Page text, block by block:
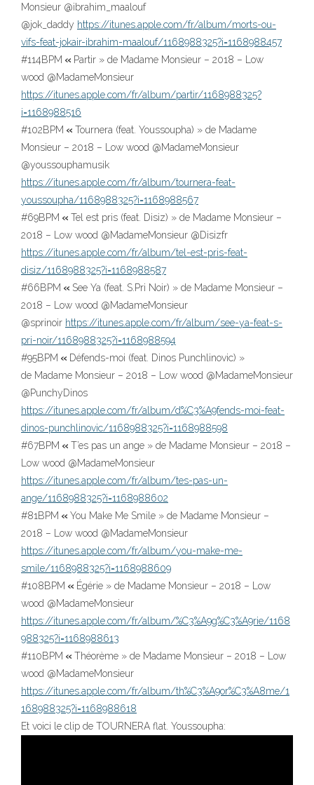
Monsieur @ibrahim_maalouf
@jok_daddy https://itunes.apple.com/fr/album/morts-ou-
vifs-feat-jokair-ibrahim-maalouf/1168988325?i=1168988457
#114BPM « Partir » de Madame Monsieur – 2018 – Low
wood @MadameMonsieur
https://itunes.apple.com/fr/album/partir/1168988325?
i=1168988516
#102BPM « Tournera (feat. Youssoupha) » de Madame
Monsieur – 2018 – Low wood @MadameMonsieur
@youssouphamusik
youssoupha/1168988325?i=1168988567
#69BPM « Tel est pris (feat. Disiz) » de Madame Monsieur –
2018 – Low wood @MadameMonsieur @Disizfr
https://itunes.apple.com/fr/album/tel-est-pris-feat-
disiz/1168988325?i=1168988587
#66BPM « See Ya (feat. S.Pri Noir) » de Madame Monsieur –
2018 – Low wood @MadameMonsieur
@sprinoir https://itunes.apple.com/fr/album/see-ya-feat-s-
pri-noir/1168988325?i=1168988594
#95BPM « Défends-moi (feat. Dinos Punchlinovic) »
de Madame Monsieur – 2018 – Low wood @MadameMonsieur
@PunchyDinos
https://itunes.apple.com/fr/album/d%C3%A9fends-moi-feat-
dinos-punchlinovic/1168988325?i=1168988598
#67BPM « T’es pas un ange » de Madame Monsieur – 2018 –
Low wood @MadameMonsieur
https://itunes.apple.com/fr/album/tes-pas-un-
ange/1168988325?i=1168988602
#81BPM « You Make Me Smile » de Madame Monsieur –
2018 – Low wood @MadameMonsieur
https://itunes.apple.com/fr/album/you-make-me-
smile/1168988325?i=1168988609
#108BPM « Égérie » de Madame Monsieur – 2018 – Low
wood @MadameMonsieur
https://itunes.apple.com/fr/album/%C3%A9g%C3%A9rie/1168
988325?i=1168988613
#110BPM « Théorème » de Madame Monsieur – 2018 – Low
wood @MadameMonsieur
https://itunes.apple.com/fr/album/th%C3%A9or%C3%A8me/1
168988325?i=1168988618
Et voici le clip de TOURNERA flat. Youssoupha: